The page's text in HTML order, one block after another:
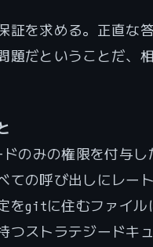
証を求める。正直な
題だということだ、
のみの権限を付与し
ての呼び出しにレー
をgitに住むファイル
つストラテジードキュ